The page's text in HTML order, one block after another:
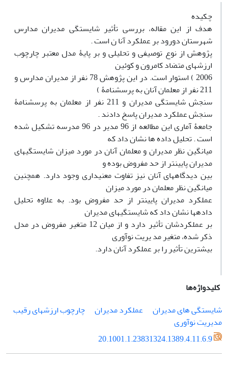
چکیده
هدف از این مقاله، بررسی تأثیر شایستگی مدیران مدارس
شهرستان دورود بر عملکرد آنا ن است .
پژوهش از نوع توصیفی و تحلیلی و بر پایۀ مدل معتبر چارچوب
ارزشهای متضاد کامرون و کوئین
2006 ) استوار است. در این پژوهش 78 نفر از مدیران مدارس و
211 نفر از معلمان آنان به پرسشنامۀ )
سنجش شایستگی مدیران و 211 نفر از معلمان به پرسشنامۀ
سنجش عملکرد مدیران پاسخ دادند .
جامعۀ آماری این مطالعه از 96 مدیر در 96 مدرسه تشکیل شده
است . تحلیل داده ها نشان داد که
میانگین نظر مدیران و معلمان آنان در مورد میزان شایستگیهای
مدیران پایینتر از حد مفروض بوده و
بین دیدگاههای آنان نیز تفاوت معنیداری وجود دارد. همچنین
میانگین نظر معلمان در مورد میزان
عملکرد مدیران پایینتر از حد مفروض بود. به علاوه تحلیل
دادهها نشان داد که شایستگیهای مدیران
بر عملکردشان تأثیر دارد و از میان 12 متغیر مفروض در مدل
ذکر شده، متغیر مد یریت نوآوری
بیشترین تأثیر را بر عملکرد آنان دارد.
کلیدواژه‌ها
شایستگی های مدیران
عملکرد مدیران
چارچوب ارزشهای رقیب
مدیریت نوآوری
20.1001.1.23831324.1389.4.11.6.9